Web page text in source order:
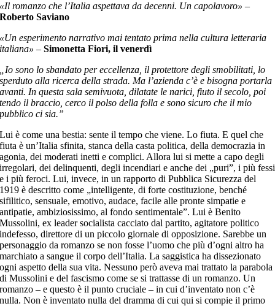
«Il romanzo che l’Italia aspettava da decenni. Un capolavoro» –
Roberto Saviano
«Un esperimento narrativo mai tentato prima nella cultura letteraria
italiana» –Simonetta Fiori, il venerdì
„Io sono lo sbandato per eccellenza, il protettore degli smobilitati, lo
sperduto alla ricerca della strada. Ma l’azienda c’è e bisogna portarla
avanti. In questa sala semivuota, dilatate le narici, fiuto il secolo, poi
tendo il braccio, cerco il polso della folla e sono sicuro che il mio
pubblico ci sia.”
Lui è come una bestia: sente il tempo che viene. Lo fiuta. E quel che
fiuta è un’Italia sfinita, stanca della casta politica, della democrazia in
agonia, dei moderati inetti e complici. Allora lui si mette a capo degli
irregolari, dei delinquenti, degli incendiari e anche dei „puri”, i più fessi
e i più feroci. Lui, invece, in un rapporto di Pubblica Sicurezza del
1919 è descritto come „intelligente, di forte costituzione, benché
sifilitico, sensuale, emotivo, audace, facile alle pronte simpatie e
antipatie, ambiziosissimo, al fondo sentimentale”. Lui è Benito
Mussolini, ex leader socialista cacciato dal partito, agitatore politico
indefesso, direttore di un piccolo giornale di opposizione. Sarebbe un
personaggio da romanzo se non fosse l’uomo che più d’ogni altro ha
marchiato a sangue il corpo dell’Italia. La saggistica ha dissezionato
ogni aspetto della sua vita. Nessuno però aveva mai trattato la parabola
di Mussolini e del fascismo come se si trattasse di un romanzo. Un
romanzo – e questo è il punto cruciale – in cui d’inventato non c’è
nulla. Non è inventato nulla del dramma di cui qui si compie il primo